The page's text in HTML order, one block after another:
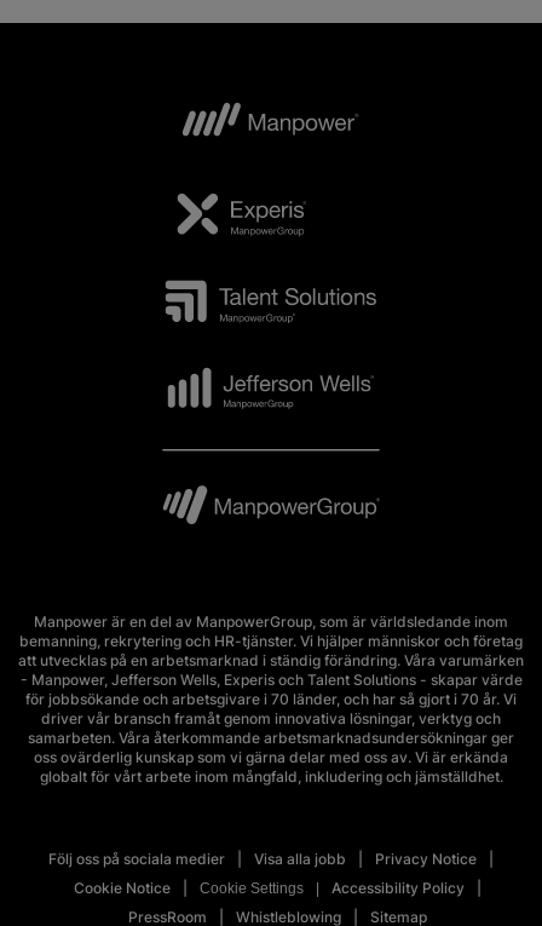
Manpower är en del av ManpowerGroup, som är världsledande inom
bemanning, rekrytering och HR-tjänster. Vi hjälper människor och företag
att utvecklas på en arbetsmarknad i ständig förändring. Våra varumärken
- Manpower, Jefferson Wells, Experis och Talent Solutions - skapar värde
för jobbsökande och arbetsgivare i 70 länder, och har så gjort i 70 år. Vi
driver vår bransch framåt genom innovativa lösningar, verktyg och
samarbeten. Våra återkommande arbetsmarknadsundersökningar ger
oss ovärderlig kunskap som vi gärna delar med oss av. Vi är erkända
globalt för vårt arbete inom mångfald, inkludering och jämställdhet.
Följ oss på sociala medier Visa alla jobb
Privacy Notice
Cookie Notice
Cookie Settings
Accessibility Policy
PressRoom
Whistleblowing Sitemap